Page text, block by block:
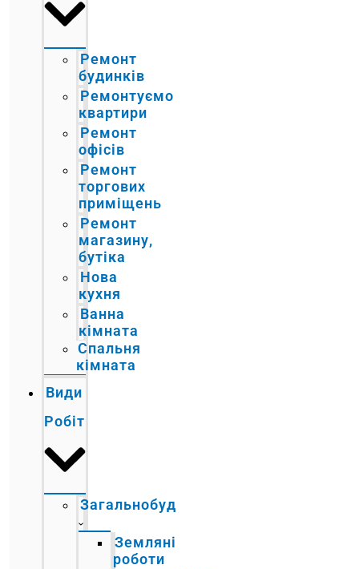
Ремонт
будинків
Ремонтуємо
квартири
Ремонт
офісів
Ремонт
торгових
приміщень
Ремонт
магазину,
бутіка
Нова
кухня
Ванна
кімната
Спальня
кімната
Види
Робіт
Загальнобуд
Земляні
роботи